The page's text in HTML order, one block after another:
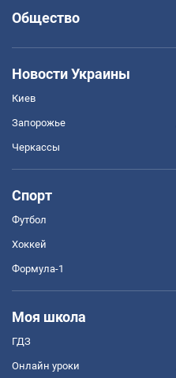
Общество
Новости Украины
Киев
Запорожье
Черкассы
Спорт
Футбол
Хоккей
Формула-1
Моя школа
ГДЗ
Онлайн уроки